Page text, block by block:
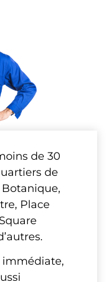
de 30
de
Botanique,
Place
immédiate,